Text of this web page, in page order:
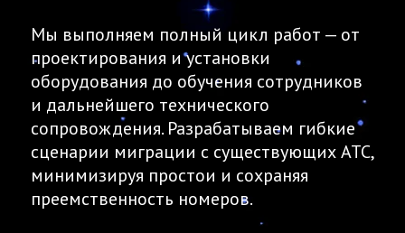
Мы выполняем полный цикл работ — от
проектирования и установки
оборудования до обучения сотрудников
и дальнейшего технического
сопровождения. Разрабатываем гибкие
сценарии миграции с существующих АТС,
минимизируя простои и сохраняя
преемственность номеров.